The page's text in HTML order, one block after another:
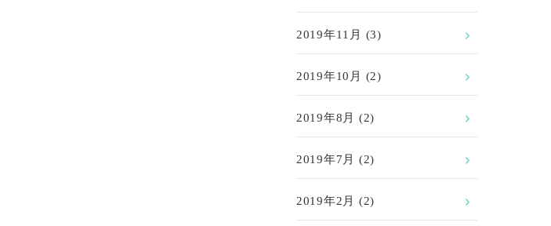
2019年11月 (3)
2019年10月 (2)
2019年8月 (2)
2019年7月 (2)
2019年2月 (2)